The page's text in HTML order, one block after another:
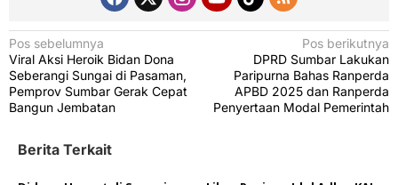
N
a
v
g
Pos sebelumnya
Viral Aksi Heroik Bidan Dona
Seberangi Sungai di Pasaman,
Pemprov Sumbar Gerak Cepat
Bangun Jembatan
Pos berikutnya
DPRD Sumbar Lakukan
Paripurna Bahas Ranperda
APBD 2025 dan Ranperda
Penyertaan Modal Pemerintah
Berita Terkait